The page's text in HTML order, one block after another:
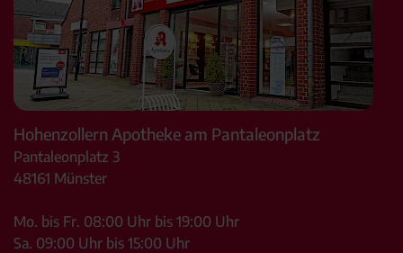
Hohenzollern Apotheke am Pantaleonplatz
Pantaleonplatz 3
48161 Münster
Mo. bis Fr. 08:00 Uhr bis 19:00 Uhr
Sa. 09:00 Uhr bis 15:00 Uhr